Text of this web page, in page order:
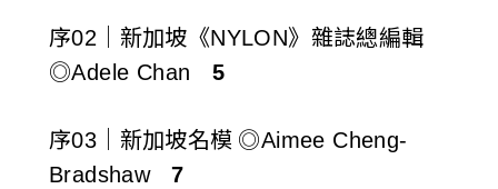
序02｜新加坡《NYLON》雜誌總編輯
◎Adele Chan 5
序03｜新加坡名模 ◎Aimee Cheng-
Bradshaw7